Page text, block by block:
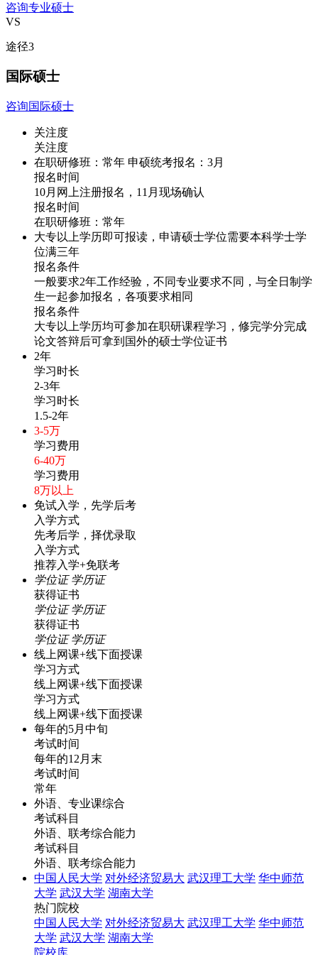
咨询专业硕士
VS
途径3
国际硕士
咨询国际硕士
关注度
关注度
在职研修班：常年 申硕统考报名：3月
报名时间
10月网上注册报名，11月现场确认
报名时间
在职研修班：常年
大专以上学历即可报读，申请硕士学位需要本科学士学
位满三年
报名条件
一般要求2年工作经验，不同专业要求不同，与全日制学
生一起参加报名，各项要求相同
报名条件
大专以上学历均可参加在职研课程学习，修完学分完成
论文答辩后可拿到国外的硕士学位证书
2年
学习时长
2-3年
学习时长
1.5-2年
3-5万
学习费用
6-40万
学习费用
8万以上
免试入学，先学后考
入学方式
先考后学，择优录取
入学方式
推荐入学+免联考
学位证 学历证
获得证书
学位证 学历证
获得证书
学位证 学历证
线上网课+线下面授课
学习方式
线上网课+线下面授课
学习方式
线上网课+线下面授课
每年的5月中旬
考试时间
每年的12月末
考试时间
常年
外语、专业课综合
考试科目
外语、联考综合能力
考试科目
外语、联考综合能力
中国人民大学 对外经济贸易大 武汉理工大学 华中师范
大学 武汉大学 湖南大学
热门院校
中国人民大学 对外经济贸易大 武汉理工大学 华中师范
大学 武汉大学 湖南大学